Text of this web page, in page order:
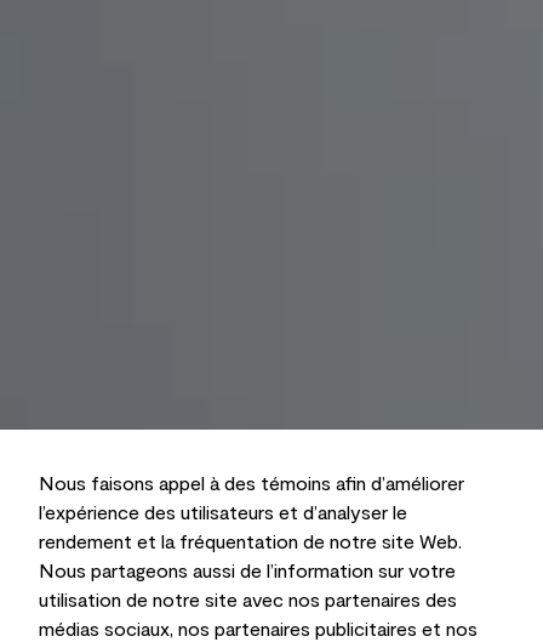
Nous faisons appel à des témoins afin d’améliorer
l’expérience des utilisateurs et d’analyser le
rendement et la fréquentation de notre site Web.
Nous partageons aussi de l’information sur votre
utilisation de notre site avec nos partenaires des
médias sociaux, nos partenaires publicitaires et nos